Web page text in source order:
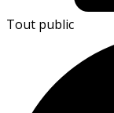
Tout public